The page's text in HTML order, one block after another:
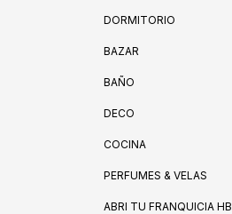
DORMITORIO
BAZAR
BAÑO
DECO
COCINA
PERFUMES & VELAS
ABRI TU FRANQUICIA HB